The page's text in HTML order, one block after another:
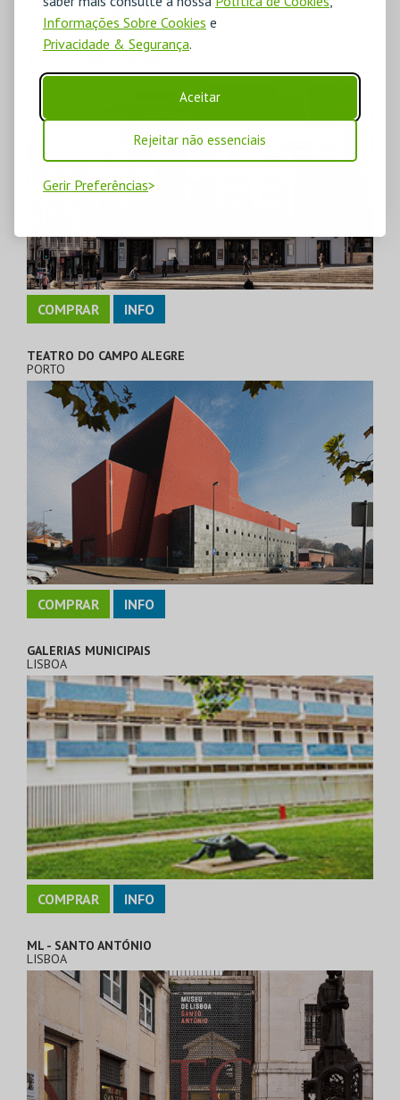
Informações Sobre Cookies e
Privacidade & Segurança.
Aceitar
Rejeitar não essenciais
Gerir Preferências
COMPRAR INFO
PORTO
COMPRAR INFO
TEATRO DO CAMPO ALEGRE
PORTO
COMPRAR INFO
GALERIAS MUNICIPAIS
LISBOA
COMPRAR INFO
ML - SANTO ANTÓNIO
LISBOA